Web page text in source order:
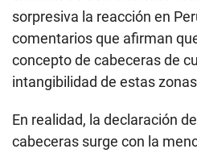
sorpresiva la reacción en
comentarios que afirman
concepto de cabeceras de
intangibilidad de estas
En realidad, la declaración
cabeceras surge con la